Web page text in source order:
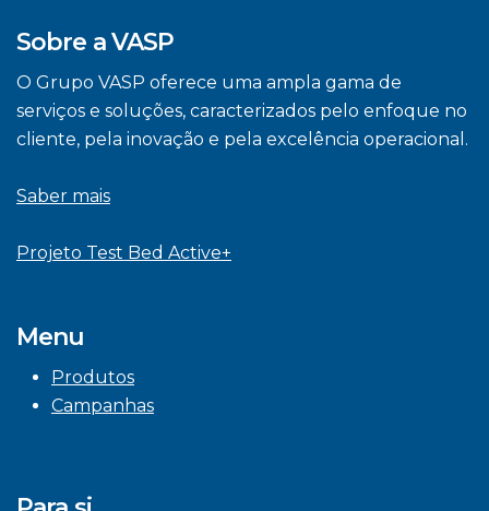
Sobre a VASP
O Grupo VASP oferece uma ampla gama de
serviços e soluções, caracterizados pelo enfoque no
cliente, pela inovação e pela excelência operacional.
Saber mais
Projeto Test Bed Active+
Menu
Produtos
Campanhas